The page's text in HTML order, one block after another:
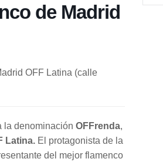
de Madrid
OFF Latina (calle
denominación OFFrenda,
Latina. El protagonista de la
del mejor flamenco